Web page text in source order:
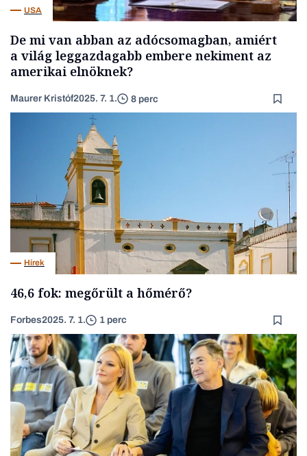
USA
De mi van abban az adócsomagban, amiért
a világ leggazdagabb embere nekiment az
amerikai elnöknek?
Maurer Kristóf2025. 7. 1. 8 perc
Hírek
46,6 fok: megőrült a hőmérő?
Forbes2025. 7. 1. 1 perc